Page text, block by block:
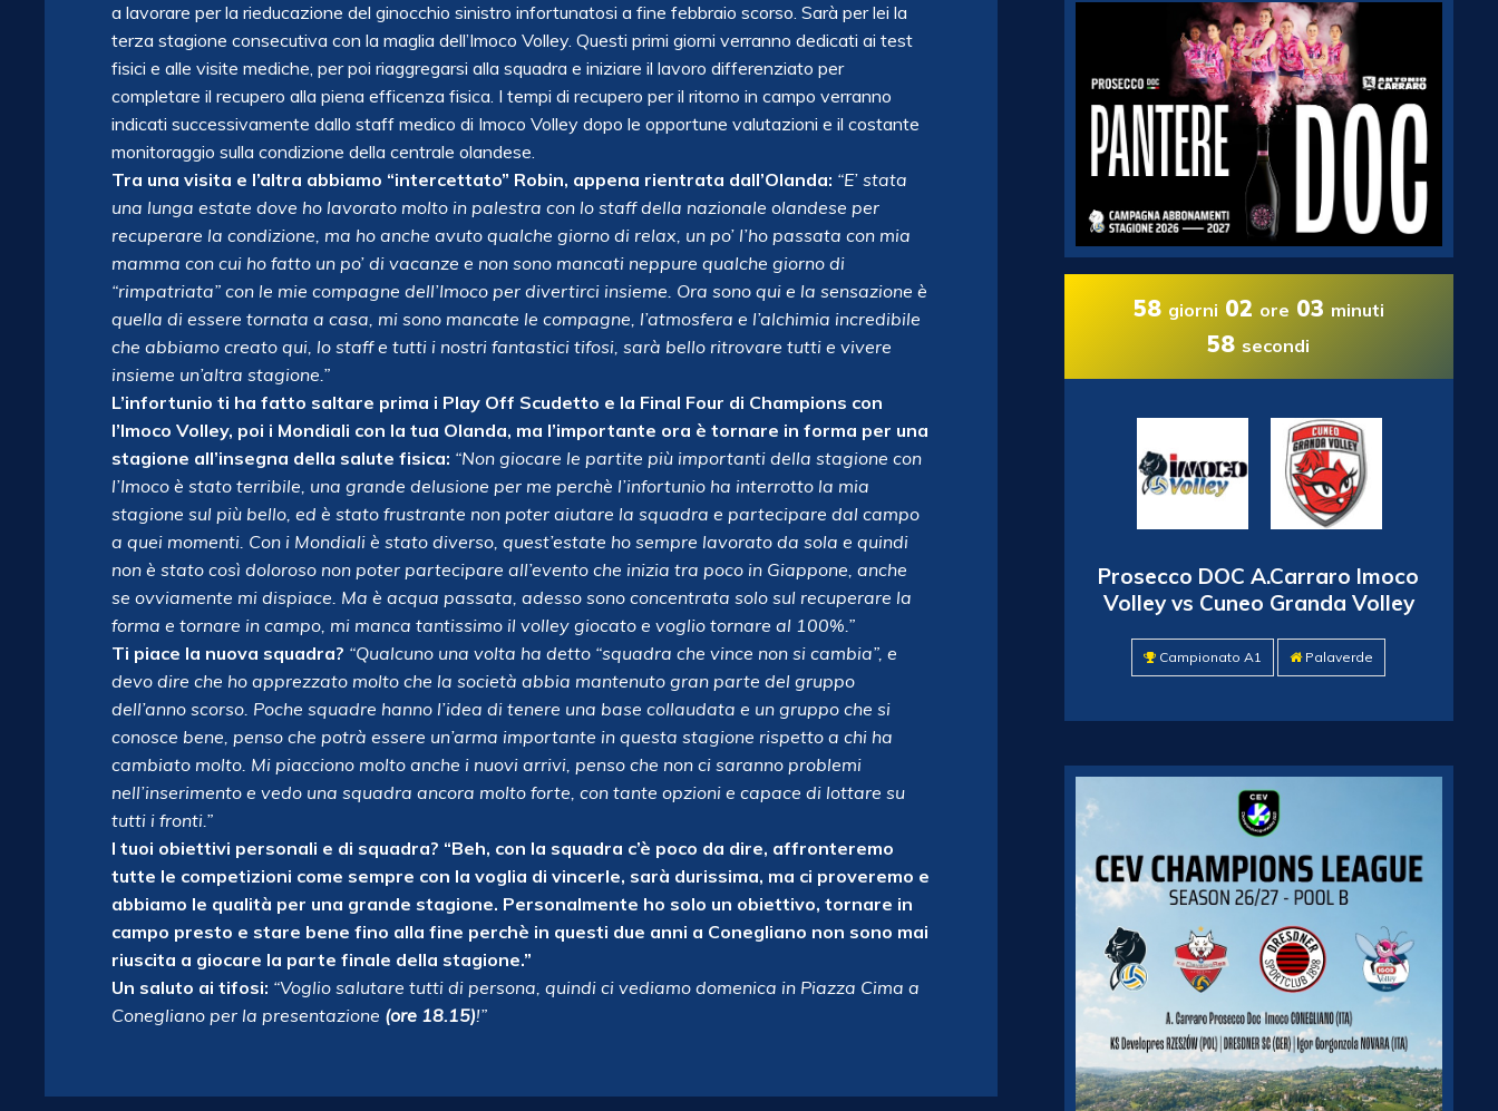
a lavorare per la rieducazione del ginocchio sinistro infortunatosi a fine febbraio scorso. Sarà per lei la
terza stagione consecutiva con la maglia dell’Imoco Volley. Questi primi giorni verranno dedicati ai test
fisici e alle visite mediche, per poi riaggregarsi alla squadra e iniziare il lavoro differenziato per
completare il recupero alla piena efficenza fisica. I tempi di recupero per il ritorno in campo verranno
indicati successivamente dallo staff medico di Imoco Volley dopo le opportune valutazioni e il costante
monitoraggio sulla condizione della centrale olandese.
Tra una visita e l’altra abbiamo “intercettato” Robin, appena rientrata dall’Olanda: “E’ stata
una lunga estate dove ho lavorato molto in palestra con lo staff della nazionale olandese per
recuperare la condizione, ma ho anche avuto qualche giorno di relax, un po’ l’ho passata con mia
mamma con cui ho fatto un po’ di vacanze e non sono mancati neppure qualche giorno di
“rimpatriata” con le mie compagne dell’Imoco per divertirci insieme. Ora sono qui e la sensazione è
quella di essere tornata a casa, mi sono mancate le compagne, l’atmosfera e l’alchimia incredibile
che abbiamo creato qui, lo staff e tutti i nostri fantastici tifosi, sarà bello ritrovare tutti e vivere
insieme un’altra stagione.”
L’infortunio ti ha fatto saltare prima i Play Off Scudetto e la Final Four di Champions con
l’Imoco Volley, poi i Mondiali con la tua Olanda, ma l’importante ora è tornare in forma per una
stagione all’insegna della salute fisica: “Non giocare le partite più importanti della stagione con
l’Imoco è stato terribile, una grande delusione per me perchè l’infortunio ha interrotto la mia
stagione sul più bello, ed è stato frustrante non poter aiutare la squadra e partecipare dal campo
a quei momenti. Con i Mondiali è stato diverso, quest’estate ho sempre lavorato da sola e quindi
non è stato così doloroso non poter partecipare all’evento che inizia tra poco in Giappone, anche
se ovviamente mi dispiace. Ma è acqua passata, adesso sono concentrata solo sul recuperare la
forma e tornare in campo, mi manca tantissimo il volley giocato e voglio tornare al 100%.”
Ti piace la nuova squadra? “Qualcuno una volta ha detto “squadra che vince non si cambia”, e
devo dire che ho apprezzato molto che la società abbia mantenuto gran parte del gruppo
dell’anno scorso. Poche squadre hanno l’idea di tenere una base collaudata e un gruppo che si
conosce bene, penso che potrà essere un’arma importante in questa stagione rispetto a chi ha
cambiato molto. Mi piacciono molto anche i nuovi arrivi, penso che non ci saranno problemi
nell’inserimento e vedo una squadra ancora molto forte, con tante opzioni e capace di lottare su
tutti i fronti.”
I tuoi obiettivi personali e di squadra? “Beh, con la squadra c’è poco da dire, affronteremo
tutte le competizioni come sempre con la voglia di vincerle, sarà durissima, ma ci proveremo e
abbiamo le qualità per una grande stagione. Personalmente ho solo un obiettivo, tornare in
campo presto e stare bene fino alla fine perchè in questi due anni a Conegliano non sono mai
riuscita a giocare la parte finale della stagione.”
Un saluto ai tifosi: “Voglio salutare tutti di persona, quindi ci vediamo domenica in Piazza Cima a
Conegliano per la presentazione (ore 18.15)!”
58 giorni 02 ore 03 minuti
57 secondi
Prosecco DOC A.Carraro Imoco
Volley vs Cuneo Granda Volley
Campionato A1 Palaverde